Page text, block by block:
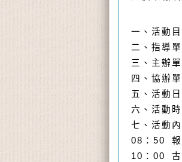
一、活動
二、指導
三、主
四、協辦
五、活動
六、活動
七、 活動內
08：50 報
10：00